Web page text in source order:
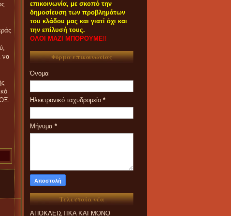
να
επικοινωνία, με σκοπό την
δημοσίευση των προβλημάτων
του κλάδου μας και γιατί όχι και
την επίλυσή τους.
ΟΛΟΙ ΜΑΖΙ ΜΠΟΡΟΥΜΕ!!
Φόρμα επικοινωνίας
Όνομα
Ηλεκτρονικό ταχυδρομείο *
Μήνυμα *
Τελευταία νέα
ΠΑΝΗΓΥΡΙΑ ΚΑΙ ΠΑZΑΡΙΑ ΤΟΥ
2023 ΠΑΡΑΚΑΛΟΥΝΤΑΙ ΟΠΩΣ
ΕΠΙΚΟΙΝΩΝΟΥΝ
ΑΠΟΚΛΕΙΣΤΙΚΑ ΚΑΙ ΜΟΝΟ
ΤΗΛΕΦΩΝΙΚΑ ΜΕ ΤΗ